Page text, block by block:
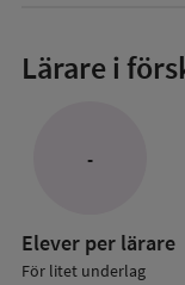
Lärare i
-
Elever per lärare
För litet underlag